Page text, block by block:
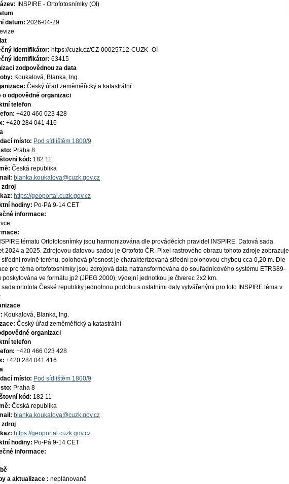
INSPIRE - Ortofotosnímky (OI)
datum: 2026-04-29
identifikátor: https://cuzk.cz/CZ-00025712-CUZK_OI
identifikátor: 63415
zodpovědnou za data
Koukalová, Blanka, Ing.
Český úřad zeměměřický a katastrální
o odpovědné organizaci
telefon
+420 466 023 428
+420 284 041 416
místo: Pod sídlištěm 1800/9
Praha 8
kód: 182 11
Česká republika
blanka.koukalova@cuzk.gov.cz
zdroj
https://geoportal.cuzk.gov.cz
hodiny: Po-Pá 9-14 CET
informace:
tématu Ortofotosnímky jsou harmonizována dle prováděcích pravidel INSPIRE. Datová sada
2024 a 2025. Zdrojovou datovou sadou je Ortofoto ČR. Pixel rastrového obrazu tohoto zdroje zobrazuje
rovině terénu, polohová přesnost je charakterizovaná střední polohovou chybou cca 0,20 m. Dle
pro téma ortofotosnímky jsou zdrojová data natransformována do souřadnicového systému ETRS89-
poskytována ve formátu jp2 (JPEG 2000), výdejní jednotkou je čtverec 2x2 km.
sada ortofota České republiky jednotnou podobu s ostatními daty vytvářenými pro toto INSPIRE téma v
Koukalová, Blanka, Ing.
Český úřad zeměměřický a katastrální
organizaci
telefon
+420 466 023 428
+420 284 041 416
místo: Pod sídlištěm 1800/9
Praha 8
kód: 182 11
Česká republika
blanka.koukalova@cuzk.gov.cz
zdroj
https://geoportal.cuzk.gov.cz
hodiny: Po-Pá 9-14 CET
informace:
a aktualizace : neplánovaně